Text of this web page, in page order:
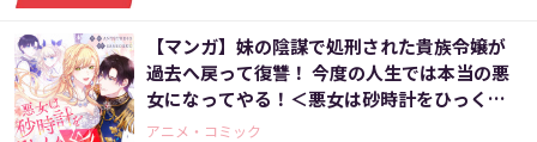
【マンガ】妹の陰謀で処刑された貴族令嬢が
過去へ戻って復讐！ 今度の人生では本当の悪
女になってやる！＜悪女は砂時計をひっくり
返す 1話＞
アニメ・コミック